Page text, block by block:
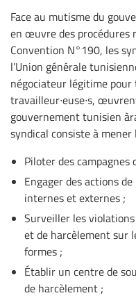
Face au mutisme du
en œuvre des procédures
Convention N°190, les
l’Union générale
négociateur légitime
travailleur∙euse∙s,
gouvernement tunisien
syndical consiste à
Piloter des campagnes
Engager des actions
internes et externes ;
Surveiller les
et de harcèlement sur
formes ;
Établir un centre de
de harcèlement ;